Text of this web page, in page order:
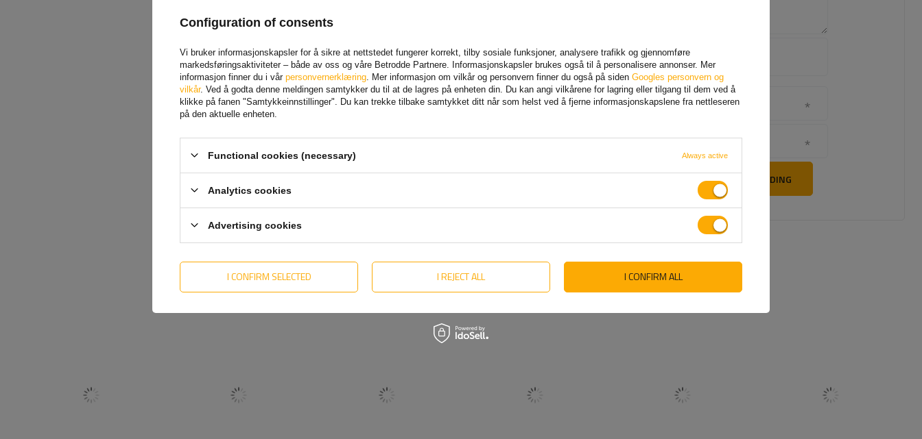
eget
produktbilde:
Navnet ditt
Din epost
SEND TILBAKEMELDING
ANBEFALT FOR DEG
Configuration of consents
Vi bruker informasjonskapsler for å sikre at nettstedet fungerer korrekt, tilby sosiale funksjoner, analysere trafikk og gjennomføre
markedsføringsaktiviteter – både av oss og våre Betrodde Partnere. Informasjonskapsler brukes også til å personalisere annonser. Mer
informasjon finner du i vår personvernerklæring . Mer informasjon om vilkår og personvern finner du også på siden Googles personvern og
vilkår. Ved å godta denne meldingen samtykker du til at de lagres på enheten din. Du kan angi vilkårene for lagring eller tilgang til dem ved å
klikke på fanen "Samtykkeinnstillinger". Du kan trekke tilbake samtykket ditt når som helst ved å fjerne informasjonskapslene fra nettleseren
på den aktuelle enheten.
Functional cookies (necessary) Always active
Analytics cookies
Advertising cookies
I CONFIRM SELECTED I REJECT ALL I CONFIRM ALL